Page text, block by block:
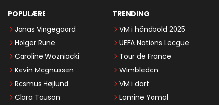
POPULÆRE
Jonas Vingegaard
Holger Rune
Caroline Wozniacki
Kevin Magnussen
Rasmus Højlund
Clara Tauson
TRENDING
VM i håndbold 2025
UEFA Nations League
Tour de France
Wimbledon
VM i dart
Lamine Yamal